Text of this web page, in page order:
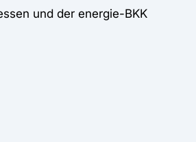
und der energie-BKK